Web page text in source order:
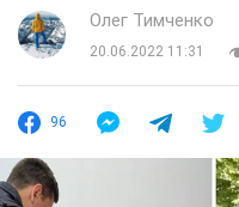
Олег Тимченко
20.06.2022 11:31
96